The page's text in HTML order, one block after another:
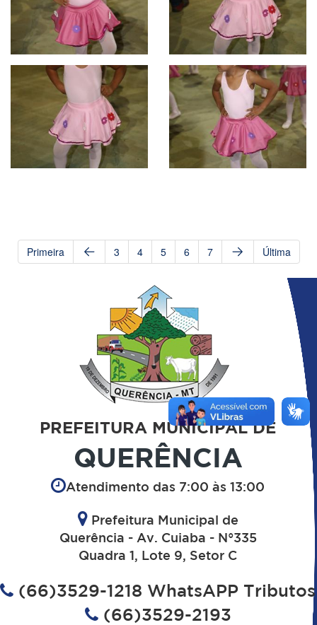
Primeira 3 4 5 6 7 Última
PREFEITURA MUNICIPAL DE
QUERÊNCIA
Atendimento das 7:00 às 13:00
Prefeitura Municipal de
Querência - Av. Cuiaba - N°335
Quadra 1, Lote 9, Setor C
(66)3529-1218 WhatsAPP Tributos
(66)3529-2193